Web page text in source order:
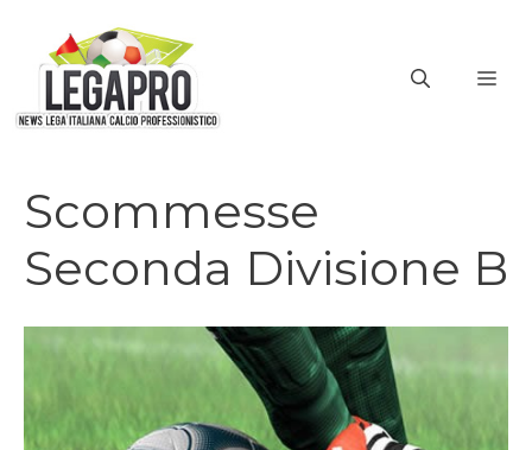
contenuto
Scommesse
Seconda Divisione B